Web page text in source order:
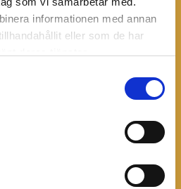
informationen med annan
eller som de har
det verkar
inte fanns.